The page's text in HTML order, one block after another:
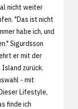
nicht weiter
"Das ist nicht
habe ich, und
Sigurdsson
er mit der
Island zurück.
- mit
Lifestyle,
finde ich